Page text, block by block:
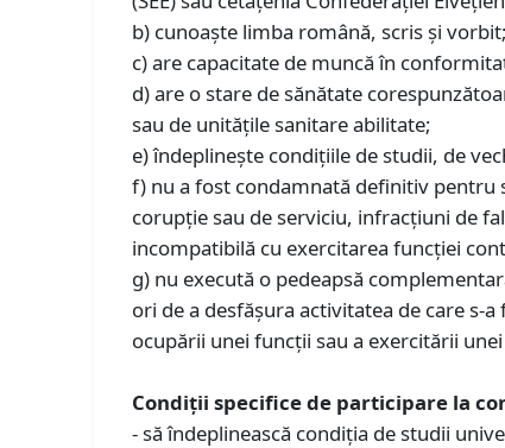
b) cunoaşte limba română, scris şi vorbit;
c) are capacitate de muncă în
d) are o stare de sănătate
sau de unităţile sanitare abilitate;
e) îndeplineşte condiţiile de studii, de
f) nu a fost condamnată definitiv
corupție sau de serviciu, infracțiuni de
incompatibilă cu exercitarea funcţiei
g) nu execută o pedeapsă
ori de a desfășura activitatea de care s-
ocupării unei funcții sau a exercitării
Condiţii specifice de participare la
- să îndeplinească condiția de studii